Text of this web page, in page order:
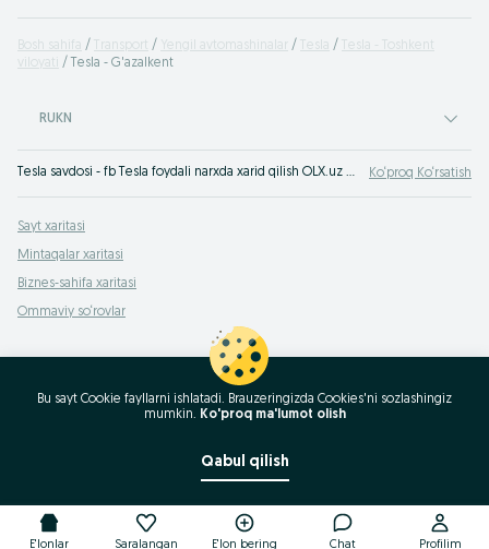
Bosh sahifa Transport Yengil avtomashinalar Tesla
Tesla - Toshkent
viloyati
Tesla - G'azalkent
RUKN
Tesla savdosi - fb Tesla foydali narxda xarid qilish OLX.uz G'azalkent. Fotosurat va tavsifli minglab takliflar siz uchun! Ko‘proq Ko‘rsatish
Sayt xaritasi
Mintaqalar xaritasi
Biznes-sahifa xaritasi
Ommaviy so‘rovlar
E'lonlar Saralangan E'lon bering Chat Profilim
Bu sayt Cookie fayllarni ishlatadi. Brauzeringizda Cookies'ni sozlashingiz
mumkin. Ko'proq ma'lumot olish
Qabul qilish